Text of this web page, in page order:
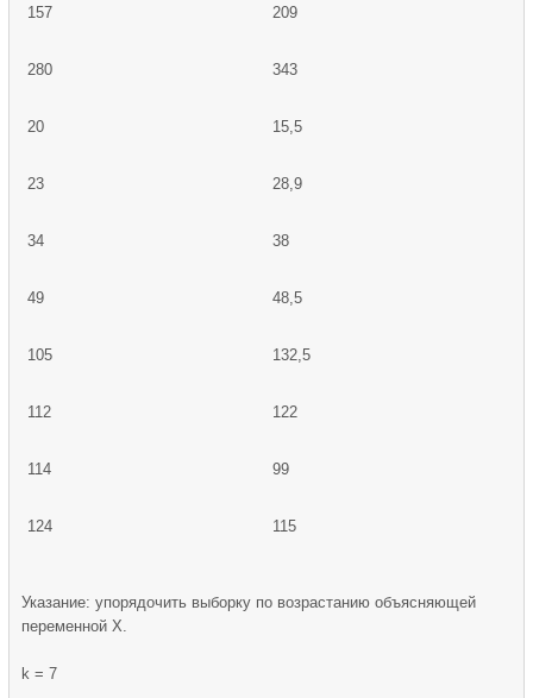
157 209
280 343
20 15,5
23 28,9
34 38
49 48,5
105 132,5
112 122
114 99
124 115
Указание: упорядочить выборку по возрастанию объясняющей
переменной X.
k = 7